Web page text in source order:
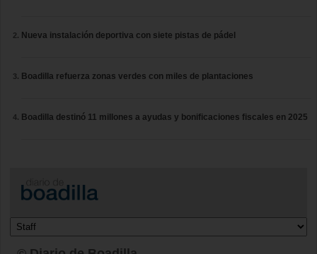
Nueva instalación deportiva con siete pistas de pádel
Boadilla refuerza zonas verdes con miles de plantaciones
Boadilla destinó 11 millones a ayudas y bonificaciones fiscales en 2025